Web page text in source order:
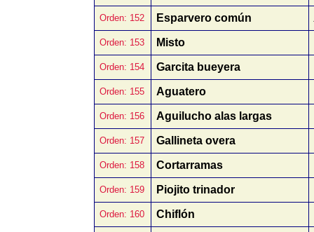
Orden: 152 Esparvero común
Orden: 153 Misto
Orden: 154 Garcita bueyera
Orden: 155 Aguatero
Orden: 156 Aguilucho alas largas
Orden: 157 Gallineta overa
Orden: 158 Cortarramas
Orden: 159 Piojito trinador
Orden: 160 Chiflón